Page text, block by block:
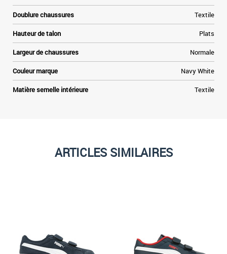
Doublure chaussures Textile
Hauteur de talon Plats
Largeur de chaussures Normale
Couleur marque Navy White
Matière semelle intérieure Textile
ARTICLES SIMILAIRES